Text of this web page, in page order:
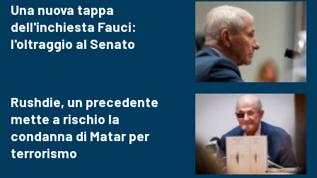
Una nuova tappa
dell'inchiesta Fauci:
l'oltraggio al Senato
Rushdie, un precedente
mette a rischio la
condanna di Matar per
terrorismo